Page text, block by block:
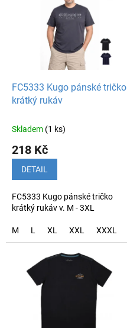
FC5333 Kugo pánské tričko
krátký rukáv
Skladem (1 ks)
218 Kč
DETAIL
FC5333 Kugo pánské tričko
krátký rukáv v. M - 3XL
M L XL XXL XXXL